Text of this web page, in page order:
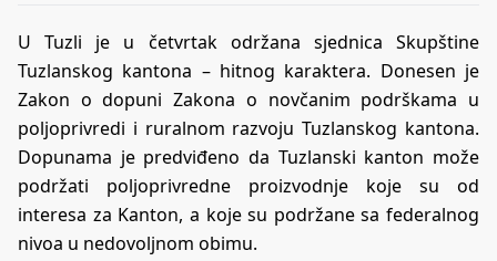
U Tuzli je u četvrtak održana sjednica Skupštine
Tuzlanskog kantona – hitnog karaktera. Donesen je
Zakon o dopuni Zakona o novčanim podrškama u
poljoprivredi i ruralnom razvoju Tuzlanskog kantona.
Dopunama je predviđeno da Tuzlanski kanton može
podržati poljoprivredne proizvodnje koje su od
interesa za Kanton, a koje su podržane sa federalnog
nivoa u nedovoljnom obimu.